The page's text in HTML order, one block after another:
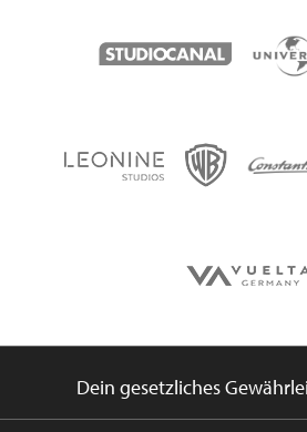
Dein gesetzliches